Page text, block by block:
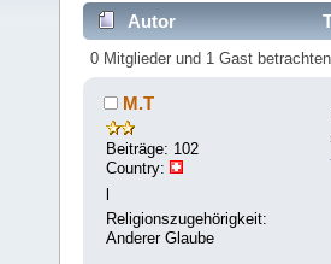
Autor
0 Mitglieder und 1 Gast
M.T
Beiträge: 102
Country:
Religionszugehörigkeit:
Anderer Glaube